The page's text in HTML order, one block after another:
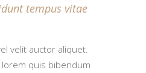
tempus vitae
velit auctor aliquet.
quis bibendum